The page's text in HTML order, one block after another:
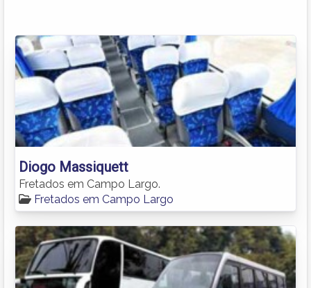
Diogo Massiquett
Fretados em Campo Largo.
Fretados em Campo Largo